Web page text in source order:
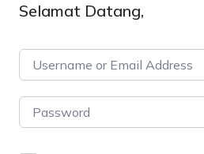
Selamat Datang,